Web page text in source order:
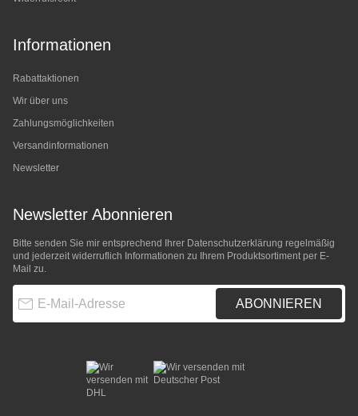
Informationen
Rabattaktionen
Wir über uns
Zahlungsmöglichkeiten
Versandinformationen
Newsletter
Newsletter Abonnieren
Bitte senden Sie mir entsprechend Ihrer Datenschutzerklärung regelmäßig
und jederzeit widerruflich Informationen zu Ihrem Produktsortiment per E-
Mail zu.
ABONNIEREN